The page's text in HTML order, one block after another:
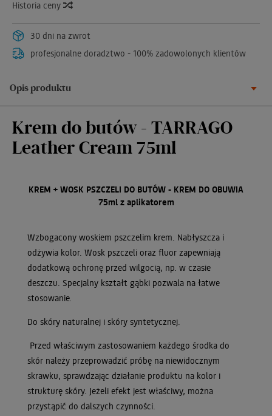
Historia ceny
30 dni na zwrot
profesjonalne doradztwo - 100% zadowolonych klientów
Opis produktu
Krem do butów - TARRAGO
Leather Cream 75ml
KREM + WOSK PSZCZELI DO BUTÓW - KREM DO OBUWIA
75ml z aplikatorem
Wzbogacony woskiem pszczelim krem. Nabłyszcza i
odżywia kolor. Wosk pszczeli oraz fluor zapewniają
dodatkową ochronę przed wilgocią, np. w czasie
deszczu. Specjalny kształt gąbki pozwala na łatwe
stosowanie.
Do skóry naturalnej i skóry syntetycznej.
Przed właściwym zastosowaniem każdego środka do
skór należy przeprowadzić próbę na niewidocznym
skrawku, sprawdzając działanie produktu na kolor i
strukturę skóry. Jeżeli efekt jest właściwy, można
przystąpić do dalszych czynności.